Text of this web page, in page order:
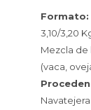
Formato:
3,10/3,20
Mezcla de
(vaca,